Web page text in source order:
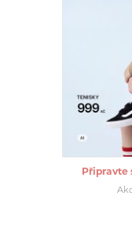
Připravte